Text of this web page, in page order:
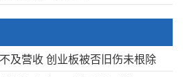
及营收 创业板被否旧伤未根除